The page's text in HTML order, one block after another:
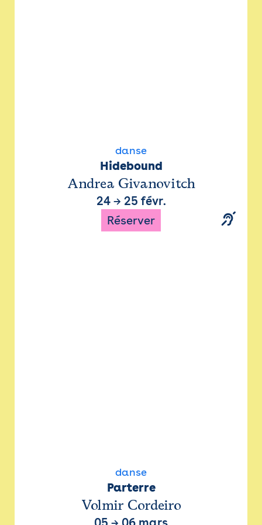
danse
Hidebound
Andrea Givanovitch
24→ 25 févr.
Réserver
danse
Parterre
Volmir Cordeiro